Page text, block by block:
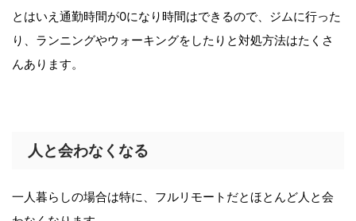
とはいえ通勤時間が0になり時間はできるので、ジムに行った
り、ランニングやウォーキングをしたりと対処方法はたくさ
んあります。
人と会わなくなる
一人暮らしの場合は特に、フルリモートだとほとんど人と会